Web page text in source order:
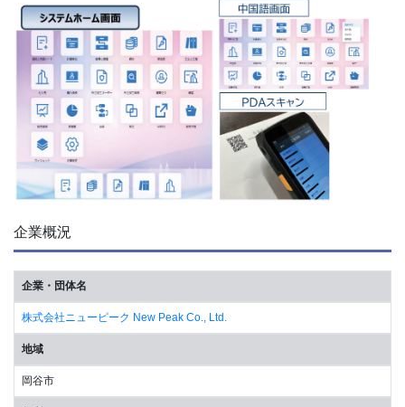
企業概況
企業・団体名
株式会社ニューピーク New Peak Co., Ltd.
地域
岡谷市